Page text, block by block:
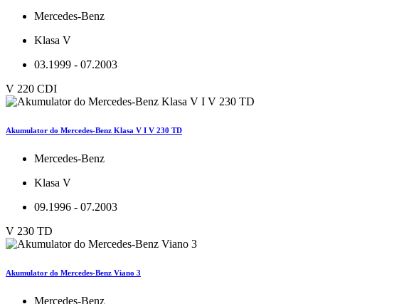
Mercedes-Benz
Klasa V
03.1999 - 07.2003
V 220 CDI
Akumulator do Mercedes-Benz Klasa V I V 230 TD
Mercedes-Benz
Klasa V
09.1996 - 07.2003
V 230 TD
Akumulator do Mercedes-Benz Viano 3
Mercedes-Benz